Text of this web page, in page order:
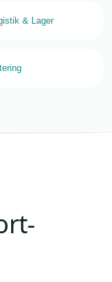
& Lager